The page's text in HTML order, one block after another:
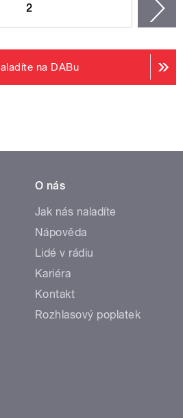
2
na DABu
O nás
Jak nás naladíte
Nápověda
Lidé v rádiu
Kariéra
Kontakt
Rozhlasový poplatek